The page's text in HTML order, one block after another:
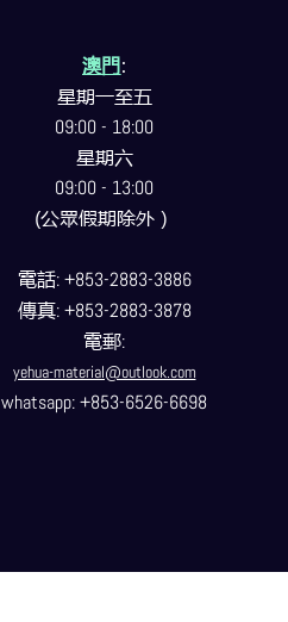
澳門:
星期一至五
09:00 - 18:00
星期六
09:00 - 13:00
(公眾假期除外）
電話: +853-2883-3886
傳真: +853-2883-3878
電郵:
yehua-material@outlook.com
whatsapp: +853-6526-6698